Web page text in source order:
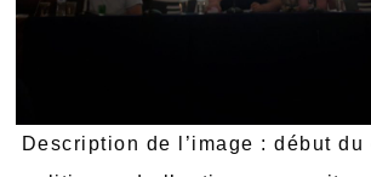
Description de l’image : début